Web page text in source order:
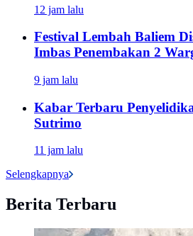
12 jam lalu
Festival Lembah Baliem
Imbas Penembakan 2
9 jam lalu
Kabar Terbaru
Sutrimo
11 jam lalu
Selengkapnya
Berita Terbaru